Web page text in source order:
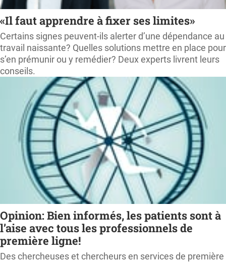
«Il faut apprendre à fixer ses limites»
Certains signes peuvent-ils alerter d’une dépendance au
travail naissante? Quelles solutions mettre en place pour
s’en prémunir ou y remédier? Deux experts livrent leurs
conseils.
Opinion: Bien informés, les patients sont à
l’aise avec tous les professionnels de
première ligne!
Des chercheuses et chercheurs en services de première